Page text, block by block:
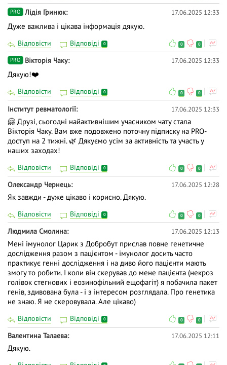
PRO Лідія Гринюк 17.06.2025 12:33
Дуже важлива і цікава інформація дякую.
Відповісти Відповіді 0 0 0
PRO Вiкторiя Чаку 17.06.2025 12:33
Дякую!❤️
Відповісти Відповіді 0 0 0
Інститут ревматології 17.06.2025 12:33
🤗 Друзі, сьогодні найактивнішим учасником чату стала
Вiкторiя Чаку. Вам вже подовжено поточну підписку на PRO-
доступ на 2 тижні. 🌿 Дякуємо усім за активність та участь у
наших заходах!
Відповісти Відповіді 0 0 0
Олександр Чернець 17.06.2025 12:28
Як завжди - дуже цікаво і корисно. Дякую.
Відповісти Відповіді 0 0 0
Людмила Смолина 17.06.2025 12:13
Мені імунолог Царик з Добробут прислав повне генетичне
дослідження разом з пацієнтом - імунолог досить часто
практикує генні дослідження і на диво його пацієнти мають
змогу то робити. І коли він скерував до мене пацієнта (некроз
голівок стегнових і еозинофільний ещофагіт) я побачила пакет
генів, здивована була - і з інтересом розглядала. Про генетика
не знаю. Я не скеровувала. Але цікаво)
Відповісти Відповіді 0 0 0
Валентина Талаева 17.06.2025 12:11
Дякую.